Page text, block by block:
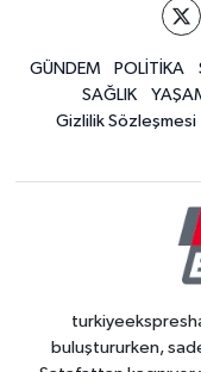
GÜNDEM POLİTİKA
SAĞLIK
Gizlilik Sözleşmesi
buluştururken,